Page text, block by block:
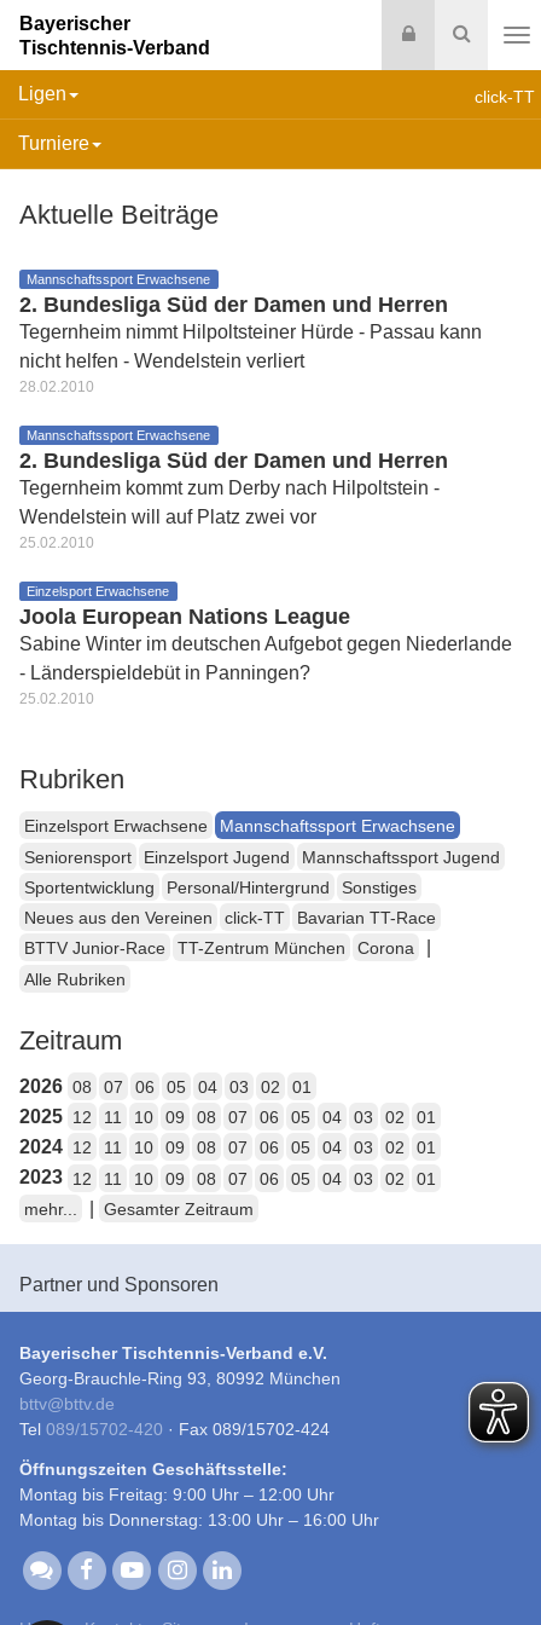
Suche
Login
Bayerischer
Tischtennis-Verband
click-TT
Ligen
Turniere
Aktuelle Beiträge
Mannschaftssport Erwachsene
2. Bundesliga Süd der Damen und Herren
Tegernheim nimmt Hilpoltsteiner Hürde - Passau kann
nicht helfen - Wendelstein verliert
28.02.2010
Mannschaftssport Erwachsene
2. Bundesliga Süd der Damen und Herren
Tegernheim kommt zum Derby nach Hilpoltstein -
Wendelstein will auf Platz zwei vor
25.02.2010
Einzelsport Erwachsene
Joola European Nations League
Sabine Winter im deutschen Aufgebot gegen Niederlande
- Länderspieldebüt in Panningen?
25.02.2010
Rubriken
Einzelsport Erwachsene
Mannschaftssport Erwachsene
Seniorensport
Einzelsport Jugend
Mannschaftssport Jugend
Sportentwicklung
Personal/Hintergrund
Sonstiges
Neues aus den Vereinen
click-TT
Bavarian TT-Race
BTTV Junior-Race
TT-Zentrum München Corona
Alle Rubriken
Zeitraum
2026 08 07 06 05 04 03 02 01
2025 12 11 10 09 08 07 06 05 04 03 02 01
2024 12 11 10 09 08 07 06 05 04 03 02 01
2023 12 11 10 09 08 07 06 05 04 03 02
01
mehr...
Gesamter Zeitraum
Partner und Sponsoren
Bayerischer Tischtennis-Verband e.V.
Georg-Brauchle-Ring 93, 80992 München
bttv@bttv.de
Tel 089/15702-420 · Fax 089/15702-424
Öffnungszeiten Geschäftsstelle:
Montag bis Freitag: 9:00 Uhr – 12:00 Uhr
Montag bis Donnerstag: 13:00 Uhr – 16:00 Uhr